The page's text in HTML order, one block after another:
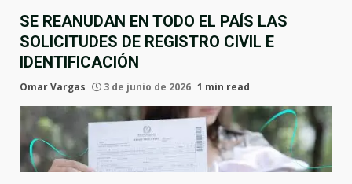
SE REANUDAN EN TODO EL PAÍS LAS
SOLICITUDES DE REGISTRO CIVIL E
IDENTIFICACIÓN
Omar Vargas 3 de junio de 2026 1 min read